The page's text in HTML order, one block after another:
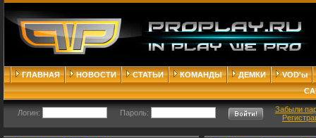
ГЛАВНАЯ НОВОСТИ СТАТЬИ КОМАНДЫ ДЕМКИ
VOD'ы
Логин: Пароль:
Забыли